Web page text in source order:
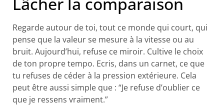
Regarde autour de toi, tout ce monde qui court, qui
pense que la valeur se mesure à la vitesse ou au
bruit. Aujourd’hui, refuse ce miroir. Cultive le choix
de ton propre tempo. Ecris, dans un carnet, ce que
tu refuses de céder à la pression extérieure. Cela
peut être aussi simple que : “Je refuse d’oublier ce
que je ressens vraiment.”